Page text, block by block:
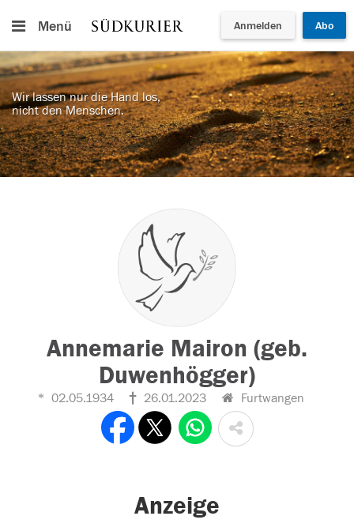
Menü Anmelden Abo
Wir lassen nur die Hand los,
nicht den Menschen.
Annemarie Mairon (geb.
Duwenhögger)
02.05.1934 26.01.2023 Furtwangen
Anzeige